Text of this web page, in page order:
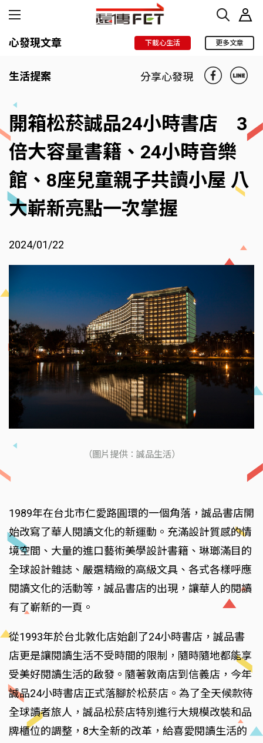
心發現文章 下載心生活 更多文章
生活提案 分享心發現
開箱松菸誠品24小時書店 3
倍大容量書籍、24小時音樂
館、8座兒童親子共讀小屋 八
大嶄新亮點一次掌握
2024/01/22
（圖片提供：誠品生活）
1989年在台北市仁愛路圓環的一個角落，誠品書店開
始改寫了華人閱讀文化的新運動。充滿設計質感的情
境空間、大量的進口藝術美學設計書籍、琳瑯滿目的
全球設計雜誌、嚴選精緻的高級文具、各式各樣呼應
閱讀文化的活動等，誠品書店的出現，讓華人的閱讀
有了嶄新的一頁。
從1993年於台北敦化店始創了24小時書店，誠品書
店更是讓閱讀生活不受時間的限制，隨時隨地都能享
受美好閱讀生活的啟發。隨著敦南店到信義店，今年
誠品24小時書店正式落腳於松菸店。為了全天候款待
全球讀者旅人，誠品松菸店特別進行大規模改裝和品
牌櫃位的調整，8大全新的改革，給喜愛閱讀生活的